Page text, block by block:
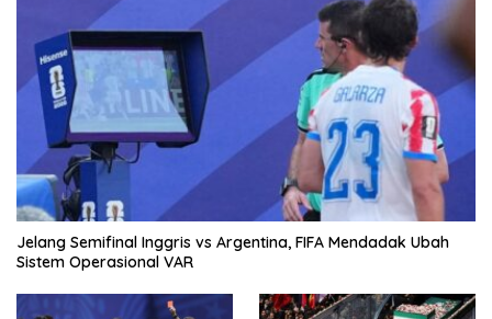
Jelang Semifinal Inggris vs Argentina, FIFA Mendadak Ubah
Sistem Operasional VAR